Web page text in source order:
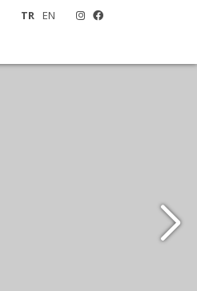
TR EN